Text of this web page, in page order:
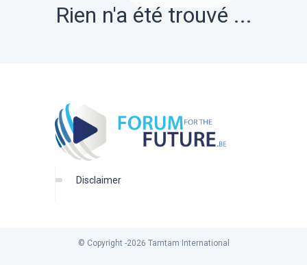
Rien n'a été trouvé ...
disclaimer
© Copyright -2026 Tamtam International